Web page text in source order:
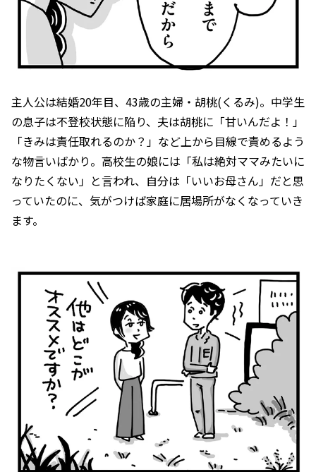
主人公は結婚20年目、43歳の主婦・胡桃(くるみ)。中学生
の息子は不登校状態に陥り、夫は胡桃に「甘いんだよ！」
「きみは責任取れるのか？」など上から目線で責めるよう
な物言いばかり。高校生の娘には「私は絶対ママみたいに
なりたくない」と言われ、自分は「いいお母さん」だと思
っていたのに、気がつけば家庭に居場所がなくなっていき
ます。